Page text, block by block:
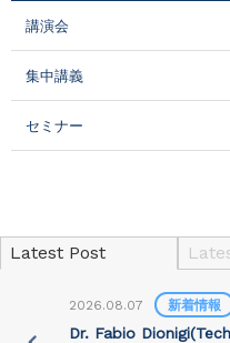
講演会
集中講義
セミナー
Latest Post
2026.08.07 新着情報
Dr. Fabio